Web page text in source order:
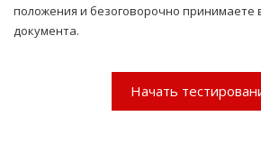
положения и безоговорочно принимаете
документа.
Начать